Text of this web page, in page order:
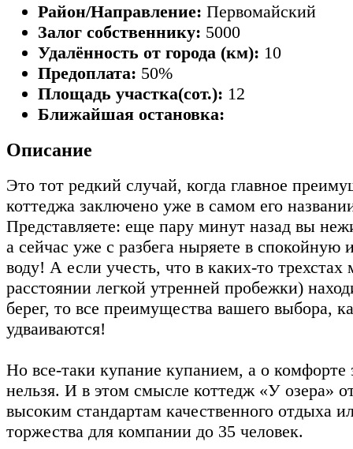
Район/Направление: Первомайский
Залог собственнику: 5000
Удалённость от города (км): 10
Предоплата: 50%
Площадь участка(сот.): 12
Ближайшая остановка:
Описание
Это тот редкий случай, когда главное
коттеджа заключено уже в самом его
Представляете: еще пару минут назад вы
а сейчас уже с разбега ныряете в спокойную
воду! А если учесть, что в каких-то трехстах
расстоянии легкой утренней пробежки)
берег, то все преимущества вашего выбора,
удваиваются!
Но все-таки купание купанием, а о комфорте
нельзя. И в этом смысле коттедж «У озера»
высоким стандартам качественного отдыха
торжества для компании до 35 человек.